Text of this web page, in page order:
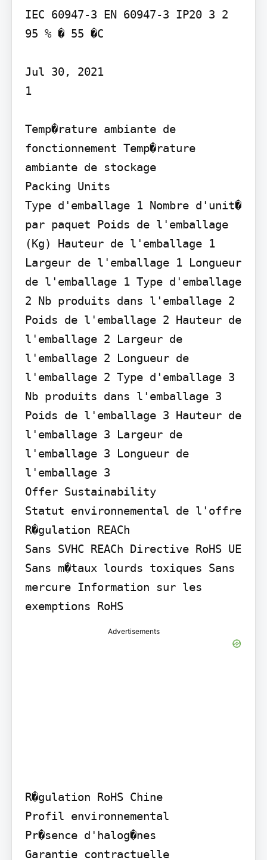
IEC 60947-3 EN 60947-3 IP20 3 2
95 % � 55 �C
Jul 30, 2021
1
Temp�rature ambiante de
fonctionnement Temp�rature
ambiante de stockage
Packing Units
Type d'emballage 1 Nombre d'unit�
par paquet Poids de l'emballage
(Kg) Hauteur de l'emballage 1
Largeur de l'emballage 1 Longueur
de l'emballage 1 Type d'emballage
2 Nb produits dans l'emballage 2
Poids de l'emballage 2 Hauteur de
l'emballage 2 Largeur de
l'emballage 2 Longueur de
l'emballage 2 Type d'emballage 3
Nb produits dans l'emballage 3
Poids de l'emballage 3 Hauteur de
l'emballage 3 Largeur de
l'emballage 3 Longueur de
l'emballage 3
Offer Sustainability
Statut environnemental de l'offre
R�gulation REACh
Sans SVHC REACh Directive RoHS UE
Sans m�taux lourds toxiques Sans
mercure Information sur les
exemptions RoHS
Advertisements
R�gulation RoHS Chine
Profil environnemental
Pr�sence d'halog�nes
Garantie contractuelle